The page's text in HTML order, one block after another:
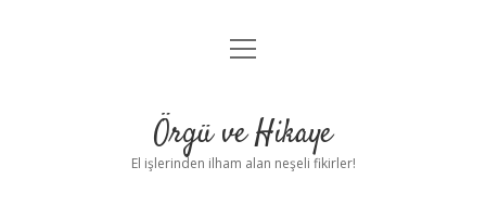
Anasayfa
Yasal Uyarı
menüyü
Örgü ve Hikaye
El işlerinden ilham alan neşeli fikirler!